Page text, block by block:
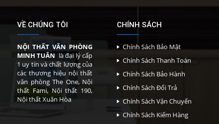
VỀ CHÚNG TÔI
NỘI THẤT VĂN PHÒNG
MINH TUÂN là đại lý cấp
1 uy tín và chất lượng của
các thương hiệu nội thất
văn phòng The One, Nội
thất Fami, Nội thất 190,
Nội thất Xuân Hòa
CHÍNH SÁCH
Chính Sách Bảo Mật
Chính Sách Thanh Toán
Chính Sách Bảo Hành
Chính Sách Đổi Trả
Chính Sách Vận Chuyển
Chính Sách Kiểm Hàng